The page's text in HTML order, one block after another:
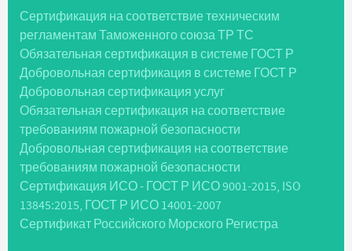
Сертификация на соответствие техническим
регламентам Таможенного союза ТР ТС
Обязательная сертификация в системе ГОСТ Р
Добровольная сертификация в системе ГОСТ Р
Добровольная сертификация услуг
Обязательная сертификация на соответствие
требованиям пожарной безопасности
Добровольная сертификация на соответствие
требованиям пожарной безопасности
Сертификация ИСО - ГОСТ Р ИСО 9001-2015, ISO
13845:2015, ГОСТ Р ИСО 14001-2007
Сертификат Российского Морского Регистра